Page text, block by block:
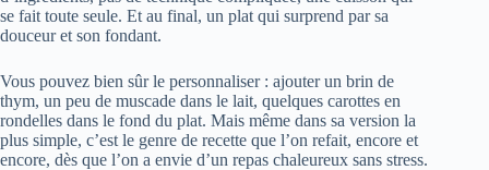
se fait toute seule. Et au final, un plat qui surprend par sa
douceur et son fondant.
Vous pouvez bien sûr le personnaliser : ajouter un brin de
thym, un peu de muscade dans le lait, quelques carottes en
rondelles dans le fond du plat. Mais même dans sa version la
plus simple, c’est le genre de recette que l’on refait, encore et
encore, dès que l’on a envie d’un repas chaleureux sans stress.